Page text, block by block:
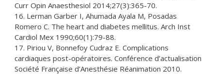
Curr Opin Anaesthesiol 2014;27(3):365-70.
16. Lerman Garber I, Ahumada Ayala M, Posadas
Romero C. The heart and diabetes mellitus. Arch Inst
Cardiol Mex 1990;60(1):79-88.
17. Piriou V, Bonnefoy Cudraz E. Complications
cardiaques post-opératoires. Conférence d’actualisation
Société Française d’Anesthésie Réanimation 2010.